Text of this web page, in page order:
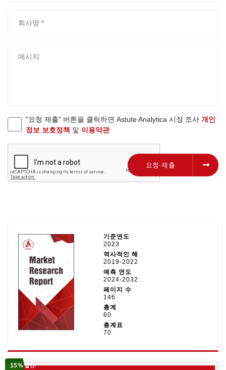
"요청 제출" 버튼을 클릭하면 Astute Analytica 시장 조사개인
정보 보호정책 및 이용약관
요청 제출 요청 제출
기준연도
2023
역사적인 해
2019-2022
예측 연도
2024-2032
페이지 수
146
총계
60
총계표
70
15%할인!